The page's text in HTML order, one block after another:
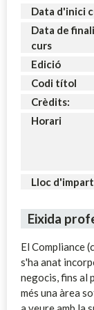
Data d'inici
Data de
curs
Edició
Codi títol
Crèdits:
Horari
Lloc
Eixida
El Compliance
s'ha anat
negocis, fins al
més una àrea